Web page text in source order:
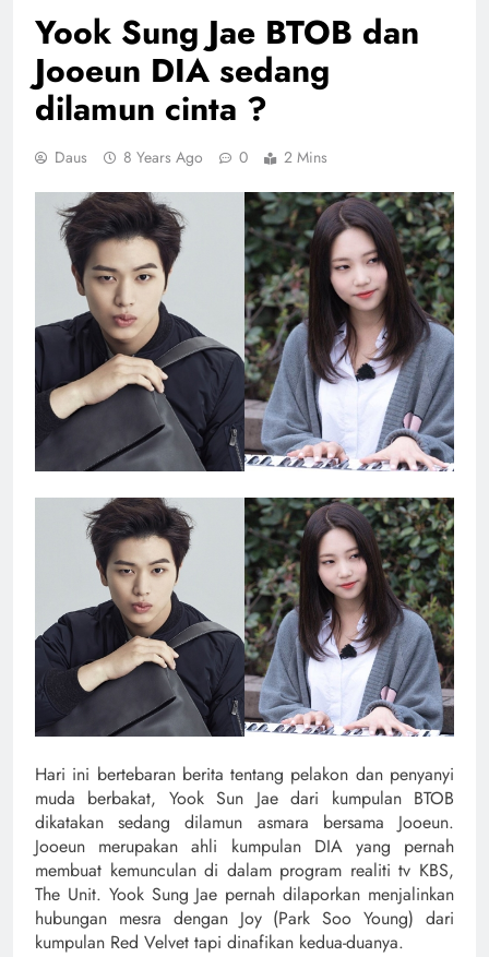
Yook Sung Jae BTOB dan
Jooeun DIA sedang
dilamun cinta ?
Daus 8 Years Ago 0 2 Mins
Hari ini bertebaran berita tentang pelakon dan penyanyi
muda berbakat, Yook Sun Jae dari kumpulan BTOB
dikatakan sedang dilamun asmara bersama Jooeun.
Jooeun merupakan ahli kumpulan DIA yang pernah
membuat kemunculan di dalam program realiti tv KBS,
The Unit. Yook Sung Jae pernah dilaporkan menjalinkan
hubungan mesra dengan Joy (Park Soo Young) dari
kumpulan Red Velvet tapi dinafikan kedua-duanya.